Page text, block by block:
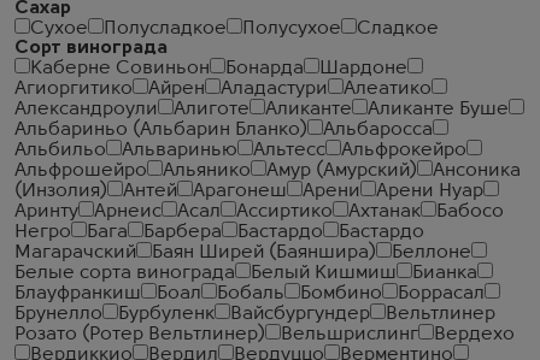
Сахар
Сухое
Полусладкое Полусухое
Сладкое
Сорт винограда
Каберне Совиньон
Бонарда
Шардоне
Агиоргитико
Айрен Аладастури
Алеатико
Александроули
Алиготе Аликанте
Аликанте Буше
Альбариньо (Альбарин Бланко)
Альбаросса
Альбильо
Альваринью Альтесс
Альфрокейро
Альфрошейро
Альянико Амур (Амурский)
Ансоника
(Инзолия)
Антей Арагонеш Арени
Арени Нуар
Аринту
Арнеис Асал Ассиртико Ахтанак
Бабосо
Негро
Бага Барбера Бастардо
Бастардо
Магарачский
Баян Ширей (Баяншира)
Беллоне
Белые сорта винограда
Белый Кишмиш
Бианка
Блауфранкиш
Боал Бобаль Бомбино
Боррасал
Брунелло
Бурбуленк Вайсбургундер
Вельтлинер
Розато (Ротер Вельтлинер)
Вельшрислинг
Вердехо
Вердиккио
Вердил Вердуццо
Верментино